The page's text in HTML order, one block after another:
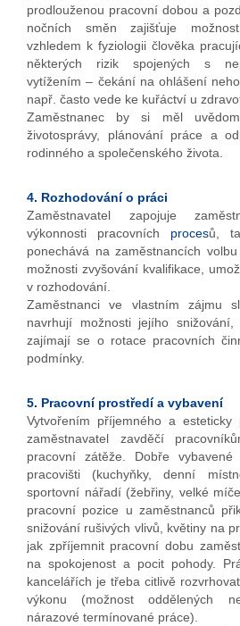
prodlouženou pracovní dobou a
nočních směn zajišťuje
vzhledem k fyziologii člověka
některých rizik spojených s
vytížením – čekání na ohlášení
např. často vede ke kuřáctví u
Zaměstnanec by si měl
životosprávy, plánování práce a
rodinného a společenského života.
4. Rozhodování o práci
Zaměstnavatel zapojuje
výkonnosti pracovních procesů,
ponechává na zaměstnancích
možnosti zvyšování kvalifikace,
v rozhodování.
Zaměstnanci ve vlastním zájmu
navrhují možnosti jejího snižování,
zajímají se o rotace pracovních
podmínky.
5. Pracovní prostředí a vybavení
Vytvořením příjemného a esteticky
zaměstnavatel zavděčí
pracovní zátěže. Dobře
pracovišti (kuchyňky, denní
sportovní nářadí (žebřiny, velké
pracovní pozice u zaměstnanců
snižování rušivých vlivů, květiny na
jak zpříjemnit pracovní dobu
na spokojenost a pocit pohody.
kancelářích je třeba citlivě
výkonu (možnost oddělených
nárazové termínované práce).